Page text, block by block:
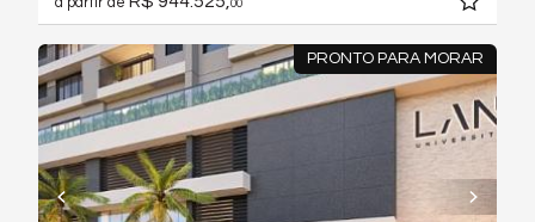
00
PRONTO PARA MORAR